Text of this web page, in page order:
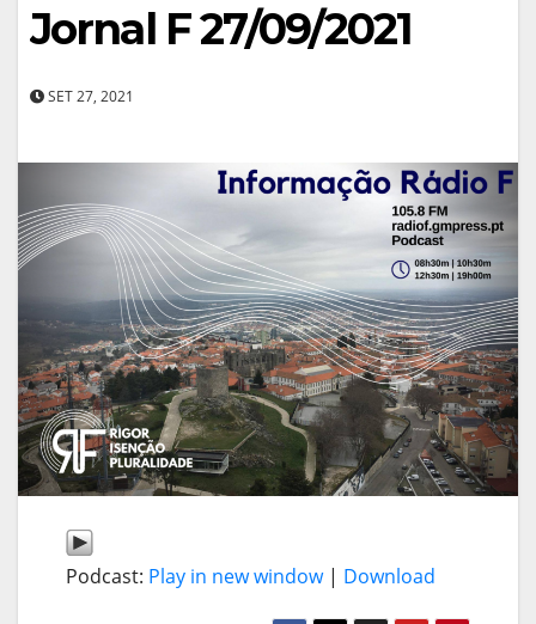
Jornal F 27/09/2021
SET 27, 2021
Podcast: Play in new window| Download